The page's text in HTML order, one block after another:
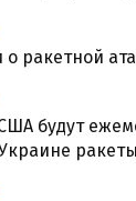
ракетной
будут